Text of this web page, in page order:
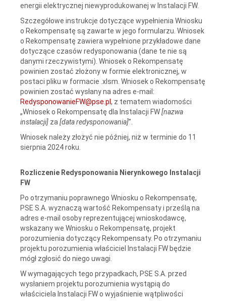
energii elektrycznej niewyprodukowanej w Instalacji FW.
Szczegółowe instrukcje dotyczące wypełnienia Wniosku
o Rekompensatę są zawarte w jego formularzu. Wniosek
o Rekompensatę zawiera wypełnione przykładowe dane
dotyczące czasów redysponowania (dane te nie są
danymi rzeczywistymi). Wniosek o Rekompensatę
powinien zostać złożony w formie elektronicznej, w
postaci pliku w formacie .xlsm. Wniosek o Rekompensatę
powinien zostać wysłany na adres e-mail:
RedysponowanieFW@pse.pl , z tematem wiadomości
„Wniosek o Rekompensatę dla Instalacji FW[nazwa
instalacji] za [data redysponowania]”.
Wniosek należy złożyć nie później, niż w terminie do 11
sierpnia 2024 roku.
Rozliczenie Redysponowania Nierynkowego Instalacji
FW
Po otrzymaniu poprawnego Wniosku o Rekompensatę,
PSE S.A. wyznaczą wartość Rekompensaty i prześlą na
adres e-mail osoby reprezentującej wnioskodawcę,
wskazany we Wniosku o Rekompensatę, projekt
porozumienia dotyczący Rekompensaty. Po otrzymaniu
projektu porozumienia właściciel Instalacji FW będzie
mógł zgłosić do niego uwagi.
W wymagających tego przypadkach, PSE S.A. przed
wysłaniem projektu porozumienia wystąpią do
właściciela Instalacji FW o wyjaśnienie wątpliwości